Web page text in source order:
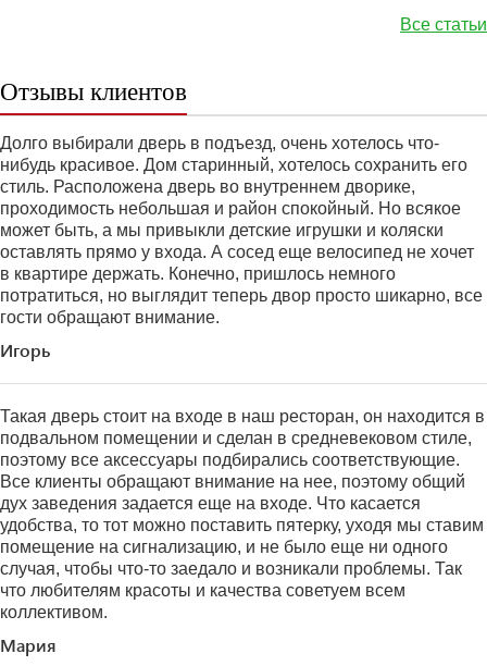
Все статьи
Отзывы клиентов
Долго выбирали дверь в подъезд, очень хотелось что-
нибудь красивое. Дом старинный, хотелось сохранить его
стиль. Расположена дверь во внутреннем дворике,
проходимость небольшая и район спокойный. Но всякое
может быть, а мы привыкли детские игрушки и коляски
оставлять прямо у входа. А сосед еще велосипед не хочет
в квартире держать. Конечно, пришлось немного
потратиться, но выглядит теперь двор просто шикарно, все
гости обращают внимание.
Игорь
Такая дверь стоит на входе в наш ресторан, он находится в
подвальном помещении и сделан в средневековом стиле,
поэтому все аксессуары подбирались соответствующие.
Все клиенты обращают внимание на нее, поэтому общий
дух заведения задается еще на входе. Что касается
удобства, то тот можно поставить пятерку, уходя мы ставим
помещение на сигнализацию, и не было еще ни одного
случая, чтобы что-то заедало и возникали проблемы. Так
что любителям красоты и качества советуем всем
коллективом.
Мария